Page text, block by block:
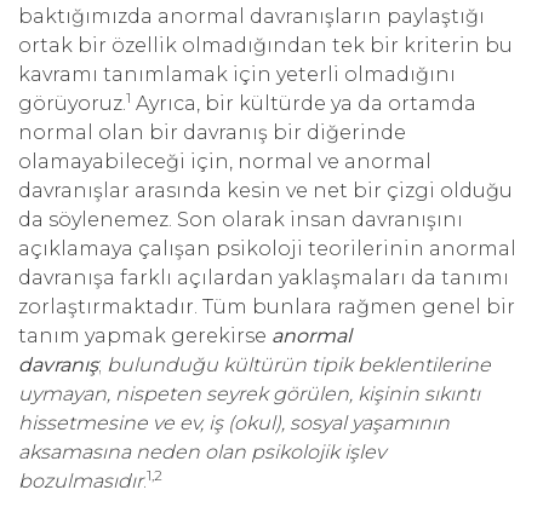
baktığımızda anormal davranışların paylaştığı
ortak bir özellik olmadığından tek bir kriterin bu
kavramı tanımlamak için yeterli olmadığını
görüyoruz.1 Ayrıca, bir kültürde ya da ortamda
normal olan bir davranış bir diğerinde
olamayabileceği için, normal ve anormal
davranışlar arasında kesin ve net bir çizgi olduğu
da söylenemez. Son olarak insan davranışını
açıklamaya çalışan psikoloji teorilerinin anormal
davranışa farklı açılardan yaklaşmaları da tanımı
zorlaştırmaktadır. Tüm bunlara rağmen genel bir
tanım yapmak gerekirse anormal
davranış; bulunduğu kültürün tipik beklentilerine
uymayan, nispeten seyrek görülen, kişinin sıkıntı
hissetmesine ve ev, iş (okul), sosyal yaşamının
aksamasına neden olan psikolojik işlev
bozulmasıdır.1,2